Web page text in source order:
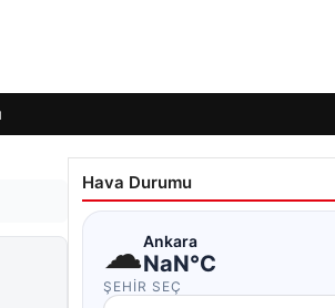
Hava Durumu
☁Ankara
NaN°C
ŞEHIR SEÇ